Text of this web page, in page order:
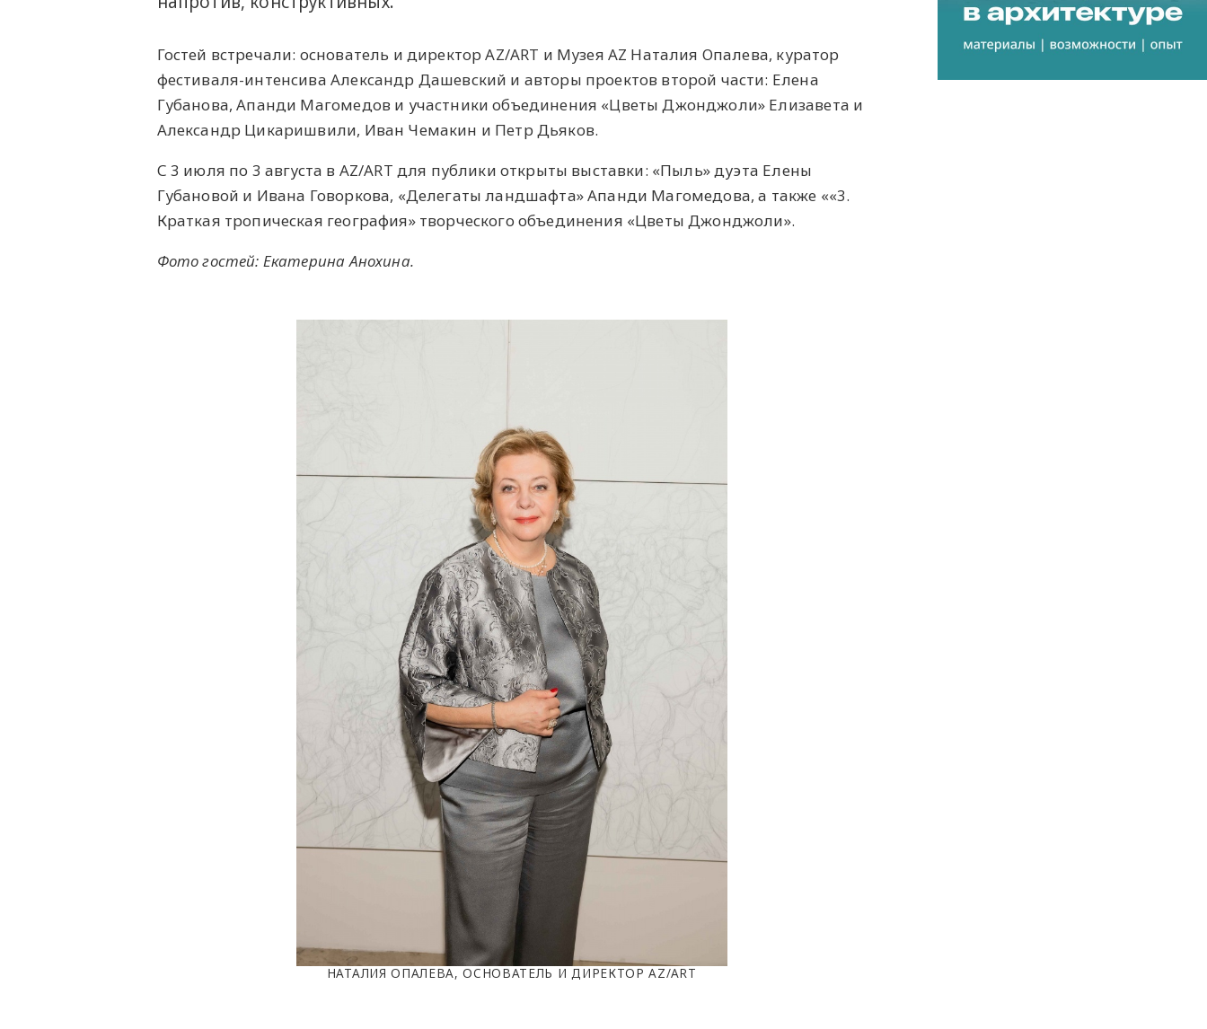
Гостей встречали: основатель и директор AZ/ART и Музея AZ Наталия Опалева, куратор
фестиваля-интенсива Александр Дашевский и авторы проектов второй части: Елена
Губанова, Апанди Магомедов и участники объединения «Цветы Джонджоли» Елизавета и
Александр Цикаришвили, Иван Чемакин и Петр Дьяков.
С 3 июля по 3 августа в AZ/ART для публики открыты выставки: «Пыль» дуэта Елены
Губановой и Ивана Говоркова, «Делегаты ландшафта» Апанди Магомедова, а также ««3.
Краткая тропическая география» творческого объединения «Цветы Джонджоли».
Фото гостей: Екатерина Анохина.
НАТАЛИЯ ОПАЛЕВА, ОСНОВАТЕЛЬ И ДИРЕКТОР AZ/ART